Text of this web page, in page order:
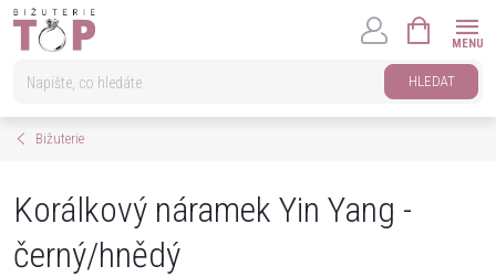
Přejít
HLEDAT
KOŠÍK
Bižuterie
Korálkový náramek Yin Yang -
černý/hnědý